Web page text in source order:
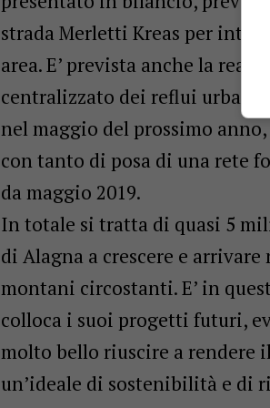
strada Merletti Kreas per
area. E’ prevista anche la
centralizzato dei reflui urbani
nel maggio del prossimo
con tanto di posa di una rete
da maggio 2019.
In totale si tratta di quasi 5
di Alagna a crescere e
montani circostanti. E’ in
colloca i suoi progetti futuri,
molto bello riuscire a rendere
un’ideale di sostenibilità e di